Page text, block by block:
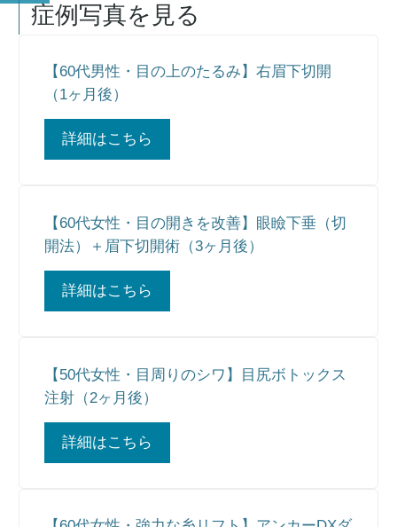
症例写真を見る
【60代男性・目の上のたるみ】右眉下切開
（1ヶ月後）
詳細はこちら
【60代女性・目の開きを改善】眼瞼下垂（切
開法）＋眉下切開術（3ヶ月後）
詳細はこちら
【50代女性・目周りのシワ】目尻ボトックス
注射（2ヶ月後）
詳細はこちら